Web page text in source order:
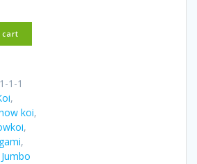
cart
1-1
,
koi,
,
,
Jumbo